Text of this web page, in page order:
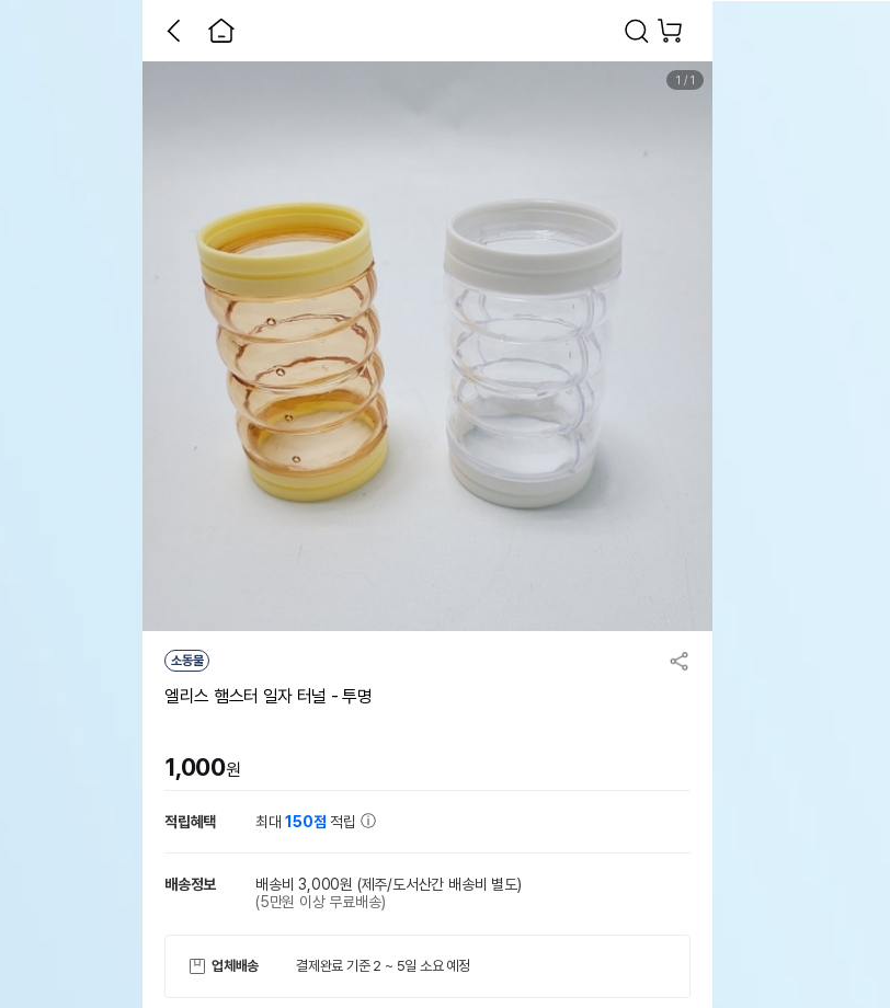
1 / 1
소동물
엘리스 햄스터 일자 터널 - 투명
1,000원
적립혜택 최대150점 적립
배송정보 배송비 3,000원 (제주/도서산간 배송비 별도)
(5만원 이상 무료배송)
업체배송 결제완료 기준 2 ~ 5일 소요 예정